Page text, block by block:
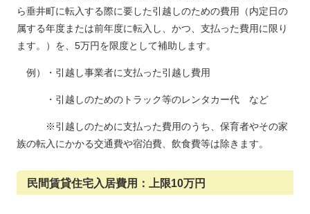
ら垂井町に転入する際に要した引越しのための費用（内定日の
属する年度または前年度に転入し、かつ、支払った費用に限り
ます。）を、5万円を限度として補助します。
例）・引越し事業者に支払った引越し費用
・引越しのためのトラック等のレンタカー代 など
※引越しのために支払った費用のうち、保育者やその家
族の転入にかかる交通費や宿泊費、飲食費等は除きます。
民間賃貸住宅入居費用：上限10万円